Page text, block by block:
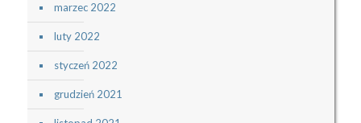
marzec 2022
luty 2022
styczeń 2022
grudzień 2021